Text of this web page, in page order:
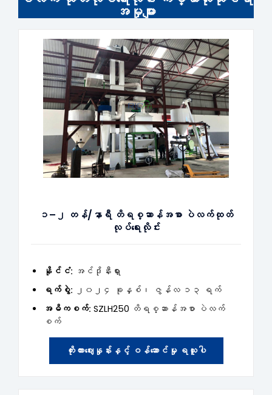
အမှုများ
၁–၂ တန်/နာရီ တိရစ္ဆာန်အစာ ပဲလက်ထုတ်
လုပ်ရေးလိုင်း
နိုင်ငံ: အင်ဒိုနီးရှား
ရက်စွဲ: ၂၀၂၄ ခုနှစ်၊ ဇွန်လ ၁၃ ရက်
အဓိကစက်: SZLH250 တိရစ္ဆာန်အစာ ပဲလက်
စက်
ကိုးကားဈေးနှုန်းနှင့် ဝန်ဆောင်မှု ရယူပါ